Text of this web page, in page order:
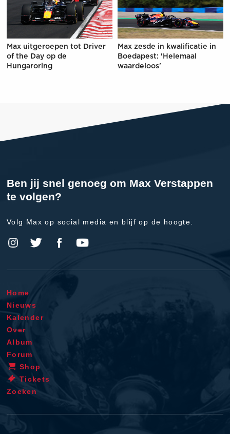
Max uitgeroepen tot Driver
of the Day op de
Hungaroring
Max zesde in kwalificatie in
Boedapest: 'Helemaal
waardeloos'
Ben jij snel genoeg om Max Verstappen
te volgen?
Volg Max op social media en blijf op de hoogte.
Home
Nieuws
Kalender
Over
Album
Forum
Shop
Tickets
Zoeken